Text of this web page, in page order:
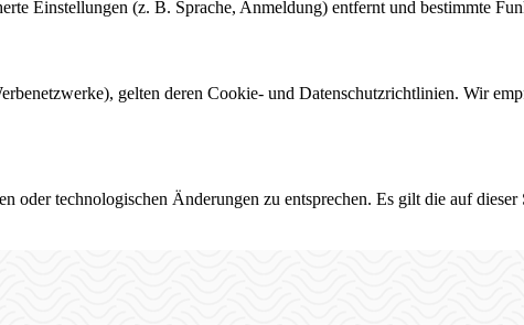
Einstellungen (z. B. Sprache, Anmeldung) entfernt und bestimmte
gelten deren Cookie- und Datenschutzrichtlinien. Wir
technologischen Änderungen zu entsprechen. Es gilt die auf